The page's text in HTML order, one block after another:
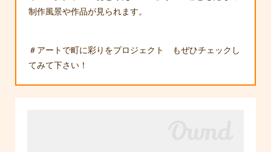
制作風景や作品が見られます。
＃アートで町に彩りをプロジェクト もぜひチェックし
てみて下さい！